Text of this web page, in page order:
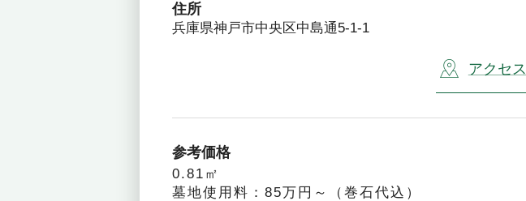
住所
兵庫県神戸市中央区中島通5-1-1
アクセス
参考価格
0.81㎡
墓地使用料：85万円～（巻石代込）